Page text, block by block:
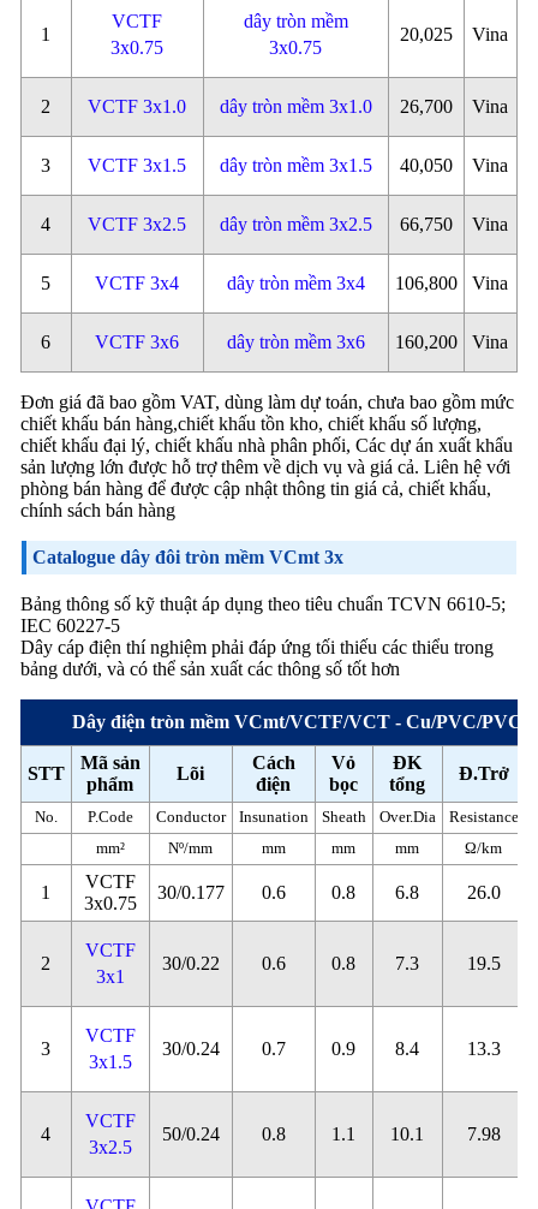
1
VCTF
3x0.75
dây tròn mềm
3x0.75
20,025 Vina
2 VCTF 3x1.0 dây tròn mềm 3x1.0 26,700 Vina
3 VCTF 3x1.5 dây tròn mềm 3x1.5 40,050 Vina
4 VCTF 3x2.5 dây tròn mềm 3x2.5 66,750 Vina
5 VCTF 3x4 dây tròn mềm 3x4 106,800 Vina
6 VCTF 3x6 dây tròn mềm 3x6 160,200 Vina
Đơn giá đã bao gồm VAT, dùng làm dự toán, chưa bao gồm mức
chiết khấu bán hàng,chiết khấu tồn kho, chiết khấu số lượng,
chiết khấu đại lý, chiết khấu nhà phân phối, Các dự án xuất khẩu
sản lượng lớn được hỗ trợ thêm về dịch vụ và giá cả. Liên hệ với
phòng bán hàng để được cập nhật thông tin giá cả, chiết khấu,
chính sách bán hàng
Catalogue dây đôi tròn mềm VCmt 3x
Bảng thông số kỹ thuật áp dụng theo tiêu chuẩn TCVN 6610-5;
IEC 60227-5
Dây cáp điện thí nghiệm phải đáp ứng tối thiếu các thiểu trong
bảng dưới, và có thể sản xuất các thông số tốt hơn
Dây điện tròn mềm VCmt/VCTF/VCT - Cu/PVC/PVC
STT
Mã sản
phẩm
Lõi
Cách
điện
Vỏ
bọc
ĐK
tổng
Đ.Trở
No. P.Code Conductor Insunation Sheath Over.Dia Resistance
mm²
Nº/mm mm mm mm Ω/km
1
VCTF
3x0.75
30/0.177 0.6 0.8 6.8 26.0
2
VCTF
3x1
30/0.22 0.6 0.8 7.3 19.5
3
VCTF
3x1.5
30/0.24 0.7 0.9 8.4 13.3
4
VCTF
3x2.5
50/0.24 0.8 1.1 10.1 7.98